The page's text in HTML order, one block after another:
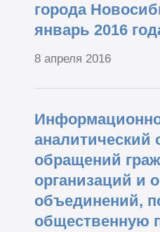
города
январь 2016
8 апреля 2016
аналитический
обращений
организаций и
объединений,
общественную